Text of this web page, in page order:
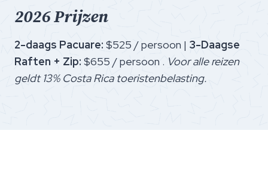
2026 Prijzen
2-daags Pacuare: $525 / persoon | 3-Daagse
Raften + Zip: $655 / persoon . Voor alle reizen
geldt 13% Costa Rica toeristenbelasting.